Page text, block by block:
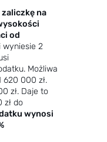
zaliczkę na
od
wyniesie 2
Możliwa
620 000 zł.
zł. Daje to
zł do
wynosi